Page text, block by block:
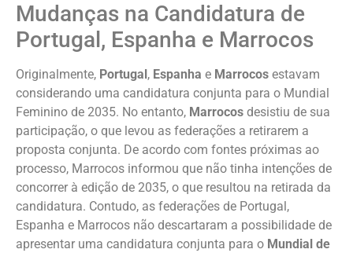
Mudanças na Candidatura de
Portugal, Espanha e Marrocos
Originalmente, Portugal , Espanha e Marrocos estavam
considerando uma candidatura conjunta para o Mundial
Feminino de 2035. No entanto, Marrocos desistiu de sua
participação, o que levou as federações a retirarem a
proposta conjunta. De acordo com fontes próximas ao
processo, Marrocos informou que não tinha intenções de
concorrer à edição de 2035, o que resultou na retirada da
candidatura. Contudo, as federações de Portugal,
Espanha e Marrocos não descartaram a possibilidade de
apresentar uma candidatura conjunta para o Mundial de